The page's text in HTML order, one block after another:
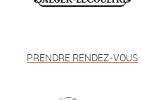
PRENDRE RENDEZ-VOUS